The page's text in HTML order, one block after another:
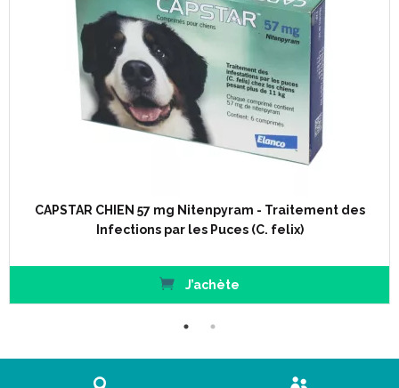
CAPSTAR CHIEN 57 mg Nitenpyram - Traitement des
Infections par les Puces (C. felix)
J’achète